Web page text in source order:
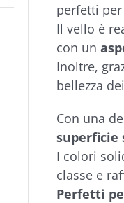
perfetti
Il vello è
con un
Inoltre,
bellezza
Con una
superficie
I colori
classe e
Perfetti